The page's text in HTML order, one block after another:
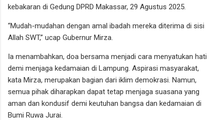
kebakaran di Gedung DPRD Makassar, 29 Agustus 2025.
“Mudah-mudahan dengan amal ibadah mereka diterima di sisi
Allah SWT,” ucap Gubernur Mirza.
Ia menambahkan, doa bersama menjadi cara menyatukan hati
demi menjaga kedamaian di Lampung. Aspirasi masyarakat,
kata Mirza, merupakan bagian dari iklim demokrasi. Namun,
semua pihak diharapkan dapat tetap menjaga suasana yang
aman dan kondusif demi keutuhan bangsa dan kedamaian di
Bumi Ruwa Jurai.